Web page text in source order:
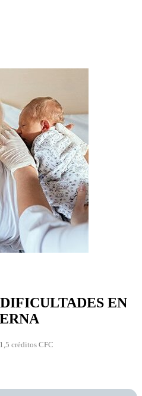
EN
créditos CFC